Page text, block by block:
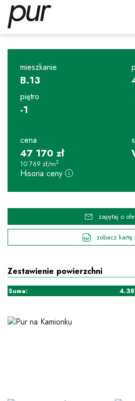
mieszkanie
B.13
piętro
-1
cena
47 170 zł
10 769 zł/m2
Hisoria ceny
zapytaj o
zobacz kartę
Zestawienie powierzchni
Suma: 4.38